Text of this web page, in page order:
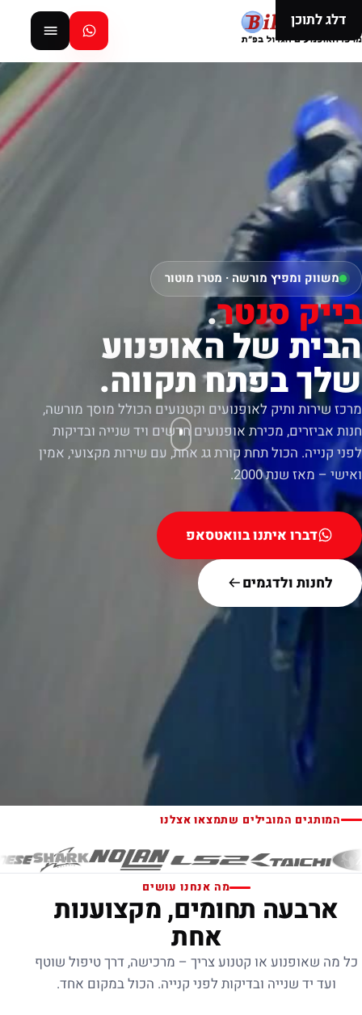
דלג לתוכן
משווק ומפיץ מורשה · מטרו מוטור
בייק סנטר.
הבית של האופנוע
שלך בפתח תקווה.
מרכז שירות ותיק לאופנועים וקטנועים הכולל מוסך מורשה,
חנות אביזרים, מכירת אופנועים חדשים ויד שנייה ובדיקות
לפני קנייה. הכול תחת קורת גג אחת, עם שירות מקצועי, אמין
ואישי – מאז שנת 2000.
דברו איתנו בוואטסאפ
לחנות ולדגמים
המותגים המובילים שתמצאו אצלנו
מה אנחנו עושים
ארבעה תחומים, מקצוענות
אחת
כל מה שאופנוע או קטנוע צריך – מרכישה, דרך טיפול שוטף
ועד יד שנייה ובדיקות לפני קנייה. הכול במקום אחד.